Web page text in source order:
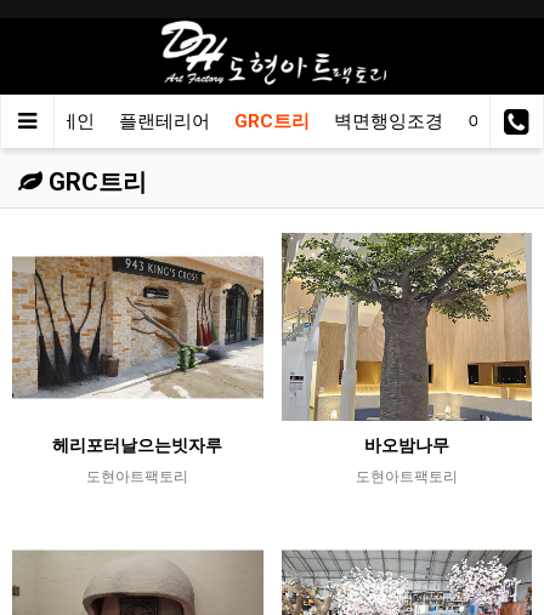
메인 플랜테리어 GRC트리 벽면행잉조경 이동용
GRC트리
헤리포터날으는빗자루
도현아트팩토리
바오밤나무
도현아트팩토리